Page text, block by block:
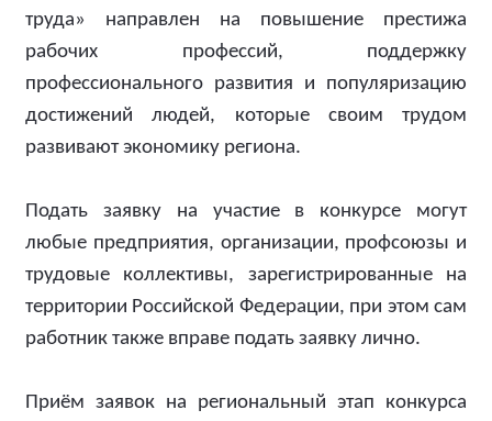
труда» направлен на повышение престижа
рабочих профессий, поддержку
профессионального развития и популяризацию
достижений людей, которые своим трудом
развивают экономику региона.
Подать заявку на участие в конкурсе могут
любые предприятия, организации, профсоюзы и
трудовые коллективы, зарегистрированные на
территории Российской Федерации, при этом сам
работник также вправе подать заявку лично.
Приём заявок на региональный этап конкурса